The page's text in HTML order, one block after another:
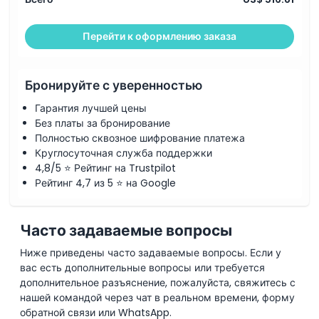
Дресс-код
Политика отмены
Перейти к оформлению заказа
Бронируйте с уверенностью
Гарантия лучшей цены
Без платы за бронирование
Полностью сквозное шифрование платежа
Круглосуточная служба поддержки
4,8/5 ⭐ Рейтинг на Trustpilot
Рейтинг 4,7 из 5 ⭐ на Google
Часто задаваемые вопросы
Ниже приведены часто задаваемые вопросы. Если у
вас есть дополнительные вопросы или требуется
дополнительное разъяснение, пожалуйста, свяжитесь с
нашей командой через чат в реальном времени, форму
обратной связи или WhatsApp.